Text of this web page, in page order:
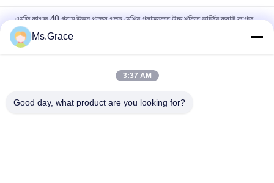
এমজি কাগজ 40 গ্রাম উভয় পক্ষের গ্লস মেশিন গ্লাসযুক্ত উচ্চ শক্তি ভার্জিন ক্রাফ্ট কাগজ
৮০/৯০ গ্রাম ডাবল সাইড সলিড ব্ল্যাক ক্রাফট পেপার ফুড গ্রেড নটস ও শুকনো ফল
প্যাকেজিংয়ের জন্য
BMPAPER উচ্চ শ্বাস প্রশ্বাসের টেক্সচারযুক্ত তামাক রোলিং পেপার 25gsm ছোট
Ms.Grace
3:37 AM
Good day, what product are you looking for?